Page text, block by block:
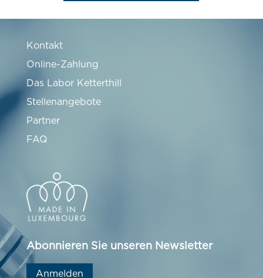
Kontakt
Online-Zahlung
Das Labor Ketterthill
Stellenangebote
Partner
FAQ
Abonnieren Sie unseren Newsletter
Anmelden